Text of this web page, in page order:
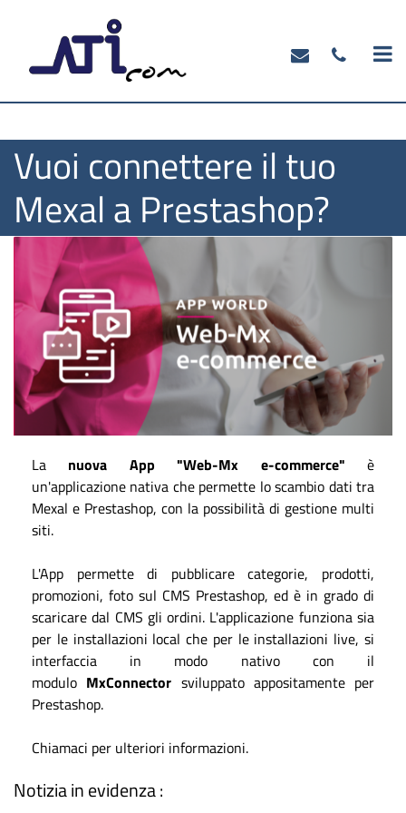
Vuoi connettere il tuo
Mexal a Prestashop?
La nuova App "Web-Mx e-commerce" è
un'applicazione nativa che permette lo scambio dati tra
Mexal e Prestashop, con la possibilità di gestione multi
siti.
L'App permette di pubblicare categorie, prodotti,
promozioni, foto sul CMS Prestashop, ed è in grado di
scaricare dal CMS gli ordini. L'applicazione funziona sia
per le installazioni local che per le installazioni live, si
interfaccia in modo nativo con il
modulo MxConnector sviluppato appositamente per
Prestashop.
Chiamaci per ulteriori informazioni.
Notizia in evidenza :